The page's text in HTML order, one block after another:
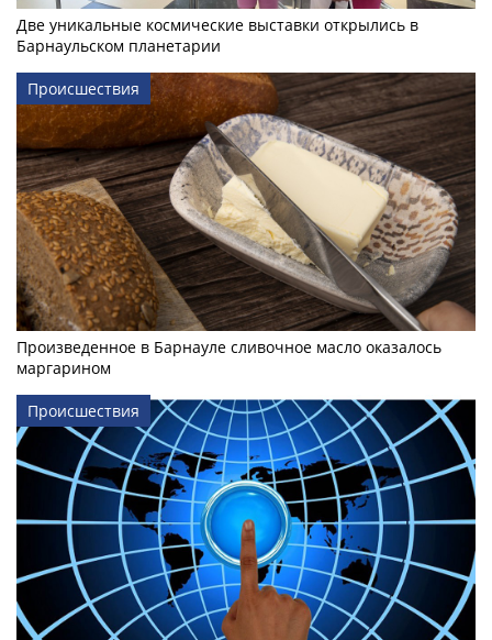
Две уникальные космические выставки открылись в
Барнаульском планетарии
Происшествия
Произведенное в Барнауле сливочное масло оказалось
маргарином
Происшествия